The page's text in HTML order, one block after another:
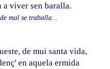
a viver sen baralla.
mal se traballa...
de mui santa vida,
en aquela ermida